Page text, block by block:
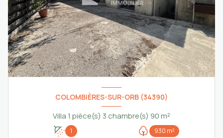
COLOMBIÈRES-SUR-ORB (34390)
Villa 1 pièce(s) 3 chambre(s) 90 m²
1 930 m²